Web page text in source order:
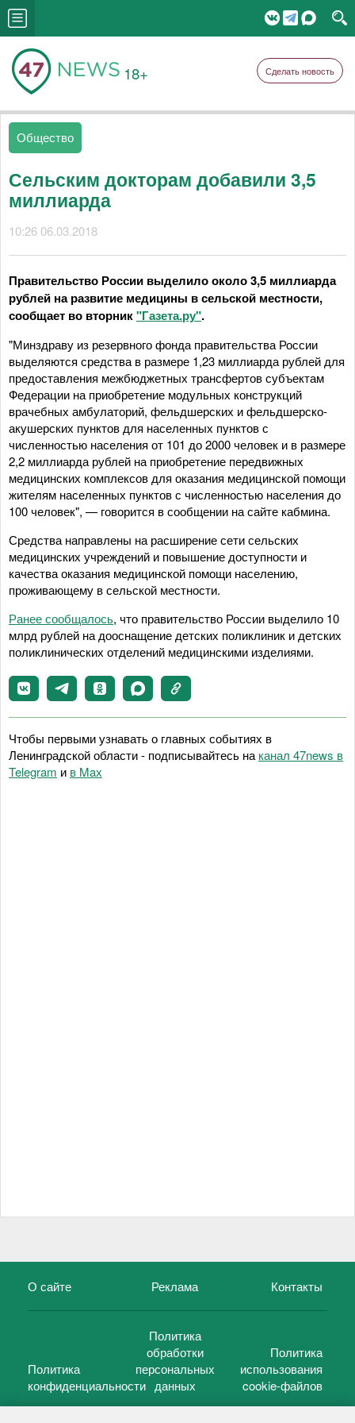
18+ Сделать новость
Общество
Сельским докторам добавили 3,5
миллиарда
10:26 06.03.2018
Правительство России выделило около 3,5 миллиарда
рублей на развитие медицины в сельской местности,
сообщает во вторник"Газета.ру".
"Минздраву из резервного фонда правительства России
выделяются средства в размере 1,23 миллиарда рублей для
предоставления межбюджетных трансфертов субъектам
Федерации на приобретение модульных конструкций
врачебных амбулаторий, фельдшерских и фельдшерско-
акушерских пунктов для населенных пунктов с
численностью населения от 101 до 2000 человек и в размере
2,2 миллиарда рублей на приобретение передвижных
медицинских комплексов для оказания медицинской помощи
жителям населенных пунктов с численностью населения до
100 человек", — говорится в сообщении на сайте кабмина.
Средства направлены на расширение сети сельских
медицинских учреждений и повышение доступности и
качества оказания медицинской помощи населению,
проживающему в сельской местности.
Ранее сообщалось, что правительство России выделило 10
млрд рублей на дооснащение детских поликлиник и детских
поликлинических отделений медицинскими изделиями.
Чтобы первыми узнавать о главных событиях в
Ленинградской области - подписывайтесь на канал 47news в
Telegram и в Maх
О сайте Реклама Контакты
Политика
конфиденциальности
Политика
обработки
персональных
данных
Политика
использования
cookie-файлов